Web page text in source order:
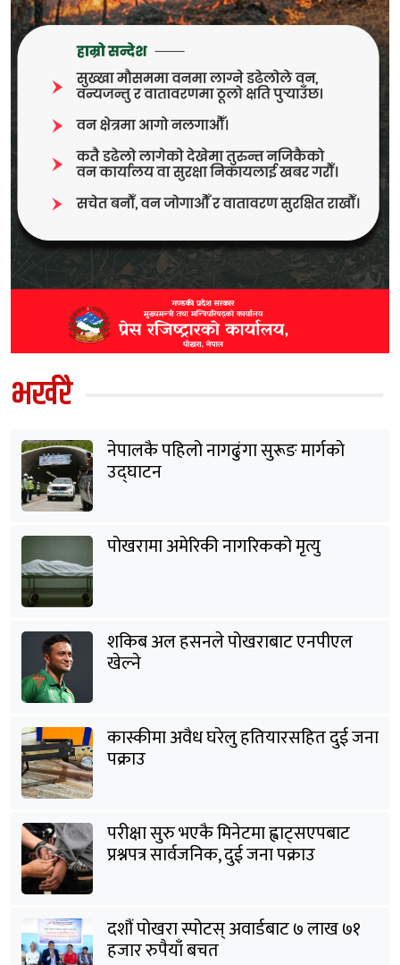
भर्खरै
नेपालकै पहिलो नागढुंगा सुरूङ मार्गकाे
उद्घाटन
पोखरामा अमेरिकी नागरिकको मृत्यु
शकिब अल हसनले पोखराबाट एनपीएल
खेल्ने
कास्कीमा अवैध घरेलु हतियारसहित दुई जना
पक्राउ
परीक्षा सुरु भएकै मिनेटमा ह्वाट्सएपबाट
प्रश्नपत्र सार्वजनिक, दुई जना पक्राउ
दशौं पोखरा स्पोटस् अवार्डबाट ७ लाख ७१
हजार रुपैयाँ बचत